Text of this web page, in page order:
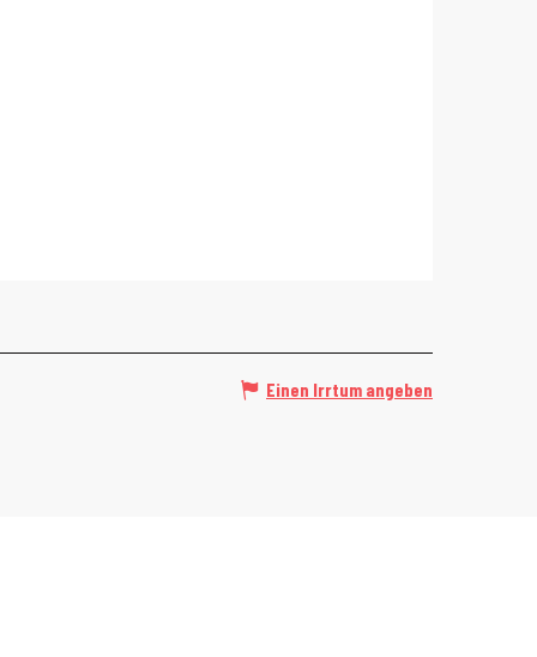
Einen Irrtum angeben